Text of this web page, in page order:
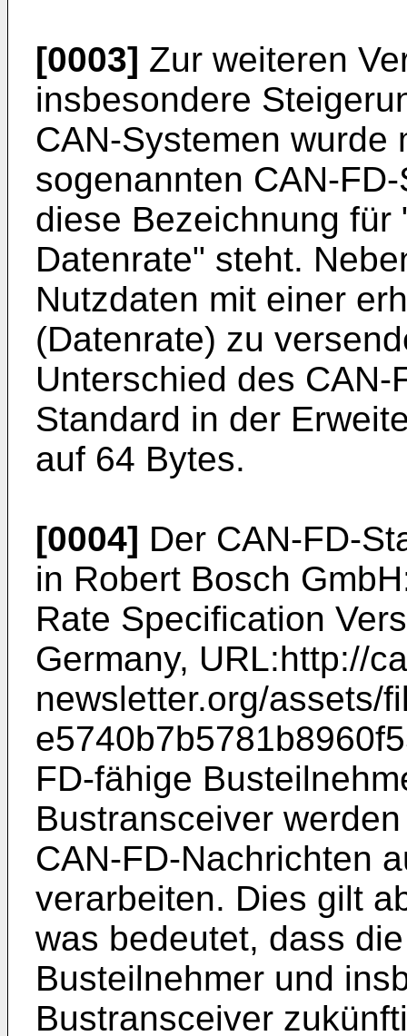
[0003] Zur weiteren
insbesondere
CAN-Systemen wurde
sogenannten CAN-
diese Bezeichnung für
Datenrate" steht.
Nutzdaten mit einer
(Datenrate) zu
Unterschied des
Standard in der
auf 64 Bytes.
[0004] Der CAN-FD-
in Robert Bosch
Rate Specification
Germany, URL:http://
newsletter.org/assets/
FD-fähige
Bustransceiver
CAN-FD-Nachrichten
verarbeiten. Dies gilt
was bedeutet, dass
Busteilnehmer und
Bustransceiver